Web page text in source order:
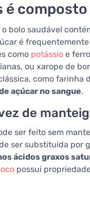
bolo saudável
é
como potássio e
ou xarope de
como farinha
açúcar no sangue.
de
ser feito sem
ser substituída por
ácidos graxos
possui